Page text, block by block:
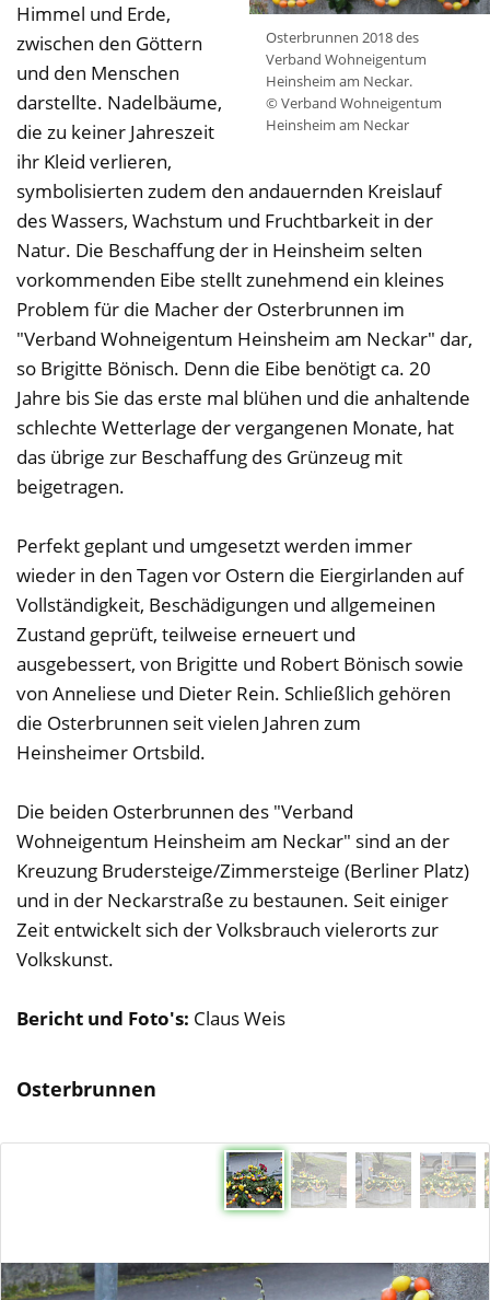
Osterbrunnen 2018 des
Verband Wohneigentum
Heinsheim am Neckar.
© Verband Wohneigentum
Heinsheim am Neckar
Himmel und Erde,
zwischen den Göttern
und den Menschen
darstellte. Nadelbäume,
die zu keiner Jahreszeit
ihr Kleid verlieren,
symbolisierten zudem den andauernden Kreislauf
des Wassers, Wachstum und Fruchtbarkeit in der
Natur. Die Beschaffung der in Heinsheim selten
vorkommenden Eibe stellt zunehmend ein kleines
Problem für die Macher der Osterbrunnen im
"Verband Wohneigentum Heinsheim am Neckar" dar,
so Brigitte Bönisch. Denn die Eibe benötigt ca. 20
Jahre bis Sie das erste mal blühen und die anhaltende
schlechte Wetterlage der vergangenen Monate, hat
das übrige zur Beschaffung des Grünzeug mit
beigetragen.
Perfekt geplant und umgesetzt werden immer
wieder in den Tagen vor Ostern die Eiergirlanden auf
Vollständigkeit, Beschädigungen und allgemeinen
Zustand geprüft, teilweise erneuert und
ausgebessert, von Brigitte und Robert Bönisch sowie
von Anneliese und Dieter Rein. Schließlich gehören
die Osterbrunnen seit vielen Jahren zum
Heinsheimer Ortsbild.
Die beiden Osterbrunnen des "Verband
Wohneigentum Heinsheim am Neckar" sind an der
Kreuzung Brudersteige/Zimmersteige (Berliner Platz)
und in der Neckarstraße zu bestaunen. Seit einiger
Zeit entwickelt sich der Volksbrauch vielerorts zur
Volkskunst.
Bericht und Foto's: Claus Weis
Osterbrunnen